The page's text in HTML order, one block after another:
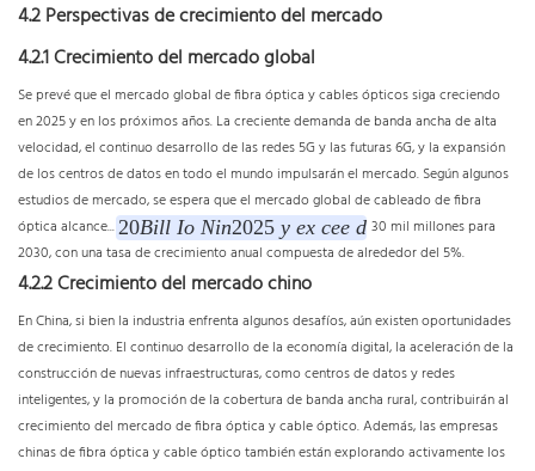
4.2 Perspectivas de crecimiento del mercado
4.2.1 Crecimiento del mercado global
Se prevé que el mercado global de fibra óptica y cables ópticos siga creciendo
en 2025 y en los próximos años. La creciente demanda de banda ancha de alta
velocidad, el continuo desarrollo de las redes 5G y las futuras 6G, y la expansión
de los centros de datos en todo el mundo impulsarán el mercado. Según algunos
estudios de mercado, se espera que el mercado global de cableado de fibra
óptica alcance... 20Bill Io Nin2025 y ex cee d 30 mil millones para
2030, con una tasa de crecimiento anual compuesta de alrededor del 5%.
4.2.2 Crecimiento del mercado chino
En China, si bien la industria enfrenta algunos desafíos, aún existen oportunidades
de crecimiento. El continuo desarrollo de la economía digital, la aceleración de la
construcción de nuevas infraestructuras, como centros de datos y redes
inteligentes, y la promoción de la cobertura de banda ancha rural, contribuirán al
crecimiento del mercado de fibra óptica y cable óptico. Además, las empresas
chinas de fibra óptica y cable óptico también están explorando activamente los